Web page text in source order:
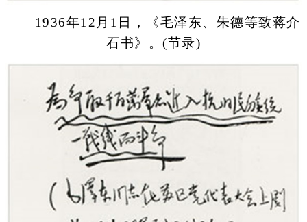
1936年12月1日，《毛泽东、朱德等致蒋介
石书》。(节录)